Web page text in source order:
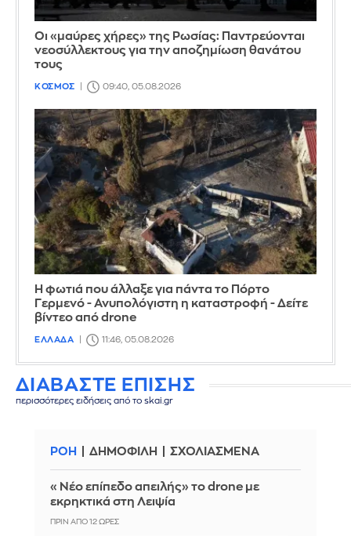
Οι «μαύρες χήρες» της Ρωσίας: Παντρεύονται
νεοσύλλεκτους για την αποζημίωση θανάτου
τους
ΚΟΣΜΟΣ 09:40, 05.08.2026
Η φωτιά που άλλαξε για πάντα το Πόρτο
Γερμενό - Ανυπολόγιστη η καταστροφή - Δείτε
βίντεο από drone
ΕΛΛΑΔΑ 11:46, 05.08.2026
ΔΙΑΒΑΣΤΕ ΕΠΙΣΗΣ
περισσότερες ειδήσεις από το skai.gr
ΡΟΗ ΔΗΜΟΦΙΛΗ ΣΧΟΛΙΑΣΜΕΝΑ
«Νέο επίπεδο απειλής» το drone με
εκρηκτικά στη Λειψία
ΠΡΙΝ ΑΠΌ 12 ΏΡΕΣ